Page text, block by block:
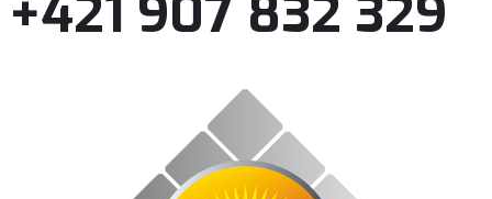
+421 907 832 329